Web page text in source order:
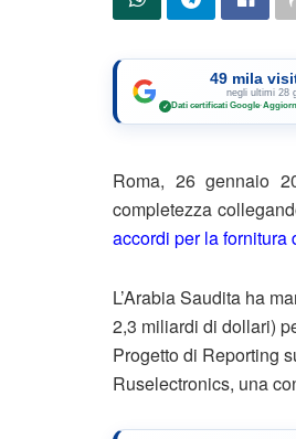
49 mila
negli ultimi 28
✓ Dati certificati Google·
Roma, 26 gennaio
completezza
accordi per la fornitura
L’Arabia Saudita ha
2,3 miliardi di dollari)
Progetto di Reporting
Ruselectronics, una